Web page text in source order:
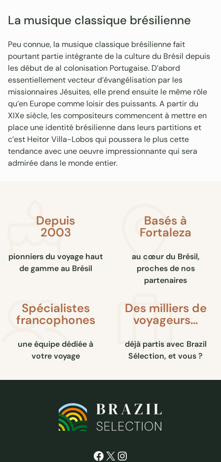
La musique classique brésilienne
Peu connue, la musique classique brésilienne fait
pourtant partie intégrante de la culture du Brésil depuis
les début de al colonisation Portugaise. D’abord
essentiellement vecteur d’évangélisation par les
missionnaires Jésuites, elle prend ensuite le même rôle
qu’en Europe comme loisir des puissants. A partir du
XIXe siècle, les compositeurs commencent à mettre en
place une identité brésilienne dans leurs partitions et
c’est Heitor Villa-Lobos qui poussera le plus cette
tendance avec une oeuvre impressionnante qui sera
admirée dans le monde entier.
Depuis
2003
pionniers du voyage haut
de gamme au Brésil
Basés à
Fortaleza
au cœur du Brésil,
proches de nos
partenaires
Spécialistes
francophones
une équipe dédiée à
votre voyage
Des milliers de
voyageurs…
déjà partis avec Brazil
Sélection, et vous ?
Facebook
X Instagram